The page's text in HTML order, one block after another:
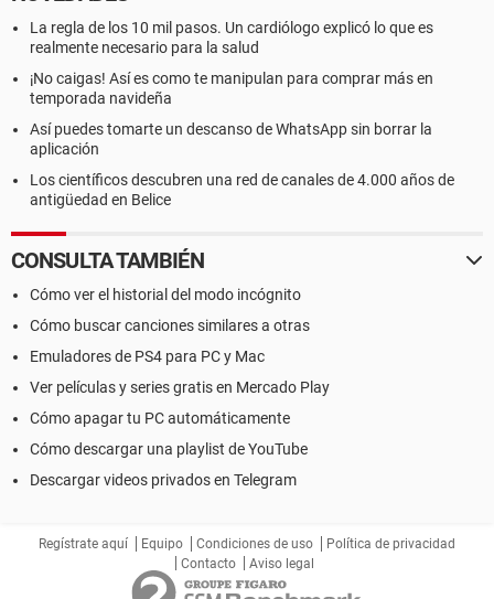
La regla de los 10 mil pasos. Un cardiólogo explicó lo que es
realmente necesario para la salud
¡No caigas! Así es como te manipulan para comprar más en
temporada navideña
Así puedes tomarte un descanso de WhatsApp sin borrar la
aplicación
Los científicos descubren una red de canales de 4.000 años de
antigüedad en Belice
CONSULTA TAMBIÉN
Cómo ver el historial del modo incógnito
Cómo buscar canciones similares a otras
Emuladores de PS4 para PC y Mac
Ver películas y series gratis en Mercado Play
Cómo apagar tu PC automáticamente
Cómo descargar una playlist de YouTube
Descargar videos privados en Telegram
Regístrate aquí Equipo Condiciones de uso
Política de privacidad
Contacto
Aviso legal